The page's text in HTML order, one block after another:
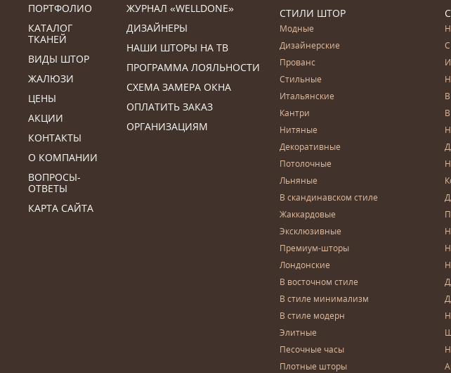
ПОРТФОЛИО
КАТАЛОГ
ТКАНЕЙ
ВИДЫ ШТОР
ЖАЛЮЗИ
ЦЕНЫ
АКЦИИ
КОНТАКТЫ
О КОМПАНИИ
ВОПРОСЫ-
ОТВЕТЫ
КАРТА САЙТА
ЖУРНАЛ «WELLDONE»
ДИЗАЙНЕРЫ
НАШИ ШТОРЫ НА ТВ
ПРОГРАММА ЛОЯЛЬНОСТИ
СХЕМА ЗАМЕРА ОКНА
ОПЛАТИТЬ ЗАКАЗ
ОРГАНИЗАЦИЯМ
СТИЛИ ШТОР
Модные
Дизайнерские
Прованс
Стильные
Итальянские
Кантри
Нитяные
Декоративные
Потолочные
Льняные
В скандинавском стиле
Жаккардовые
Эксклюзивные
Премиум-шторы
Лондонские
В восточном стиле
В стиле минимализм
В стиле модерн
Элитные
Песочные часы
Плотные шторы